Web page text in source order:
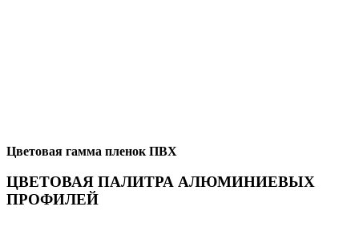
Цветовая гамма пленок ПВХ
ЦВЕТОВАЯ ПАЛИТРА АЛЮМИНИЕВЫХ
ПРОФИЛЕЙ